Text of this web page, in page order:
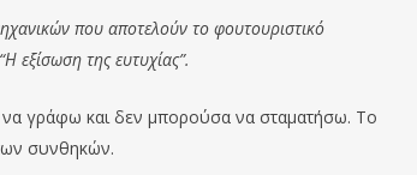
που αποτελούν το φουτουριστικό
εξίσωση της ευτυχίας”.
να γράφω και δεν μπορούσα να σταματήσω. Το
συνθηκών.